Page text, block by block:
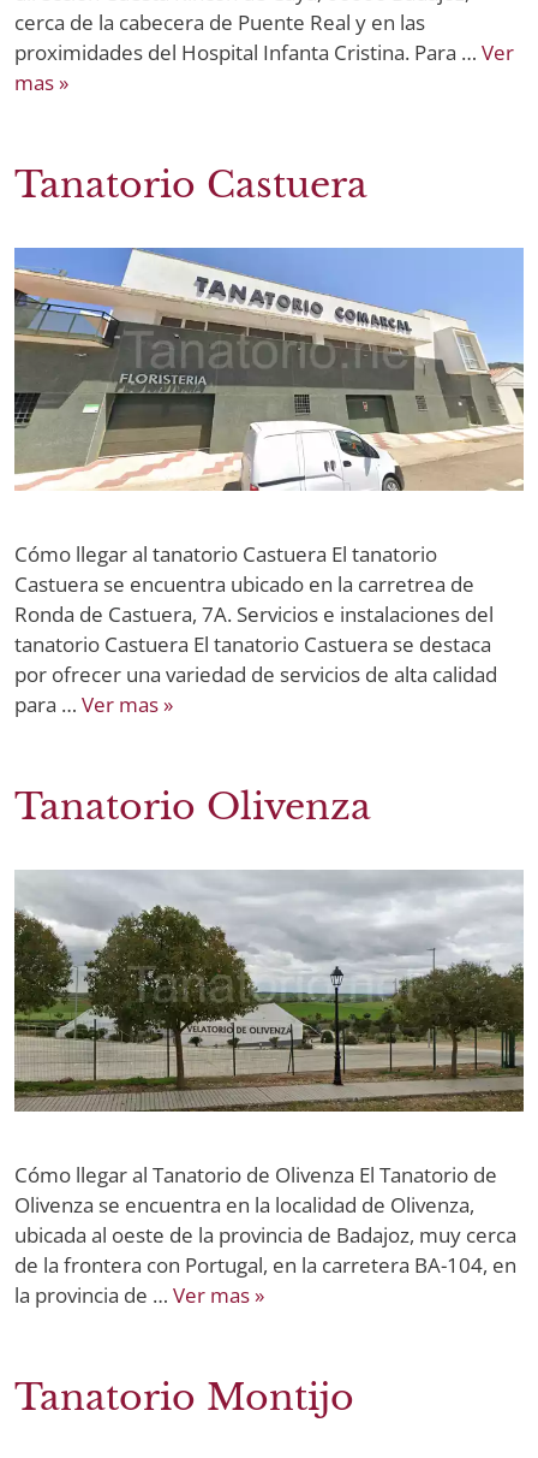
cerca de la cabecera de Puente Real y en las
proximidades del Hospital Infanta Cristina. Para … Ver
mas »
Tanatorio Castuera
Cómo llegar al tanatorio Castuera El tanatorio
Castuera se encuentra ubicado en la carretrea de
Ronda de Castuera, 7A. Servicios e instalaciones del
tanatorio Castuera El tanatorio Castuera se destaca
por ofrecer una variedad de servicios de alta calidad
para … Ver mas »
Tanatorio Olivenza
Cómo llegar al Tanatorio de Olivenza El Tanatorio de
Olivenza se encuentra en la localidad de Olivenza,
ubicada al oeste de la provincia de Badajoz, muy cerca
de la frontera con Portugal, en la carretera BA-104, en
la provincia de … Ver mas »
Tanatorio Montijo